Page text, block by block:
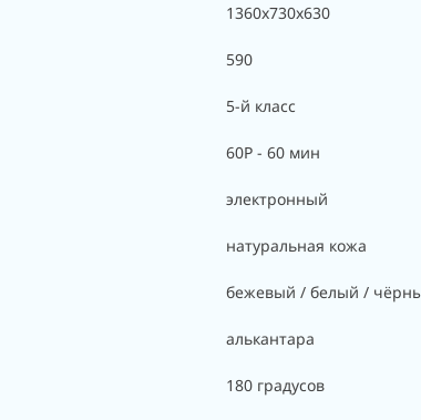
1360x730x630
590
5-й класс
60P - 60 мин
электронный
натуральная кожа
бежевый / белый /
алькантара
180 градусов